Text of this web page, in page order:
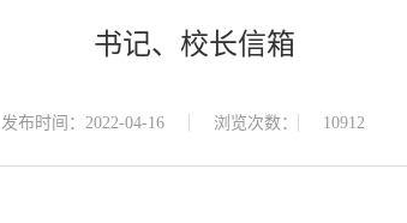
书记、校长信箱
发布时间：2022-04-16 浏览次数： 10912